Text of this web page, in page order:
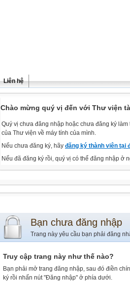
Liên hệ
Chào mừng quý vị đến với Thư viện
Quý vị chưa đăng nhập hoặc chưa đăng ký
của Thư viện về máy tính của mình.
Nếu chưa đăng ký, hãy đăng ký thành viên tại
Nếu đã đăng ký rồi, quý vị có thể đăng nhập ở
Bạn chưa đăng nhập
Trang này yêu cầu bạn phải đăng
Truy cập trang này như thế nào?
Bạn phải mở trang đăng nhập, sau đó điền
ký rồi nhấn nút "Đăng nhập" ở phía dưới.